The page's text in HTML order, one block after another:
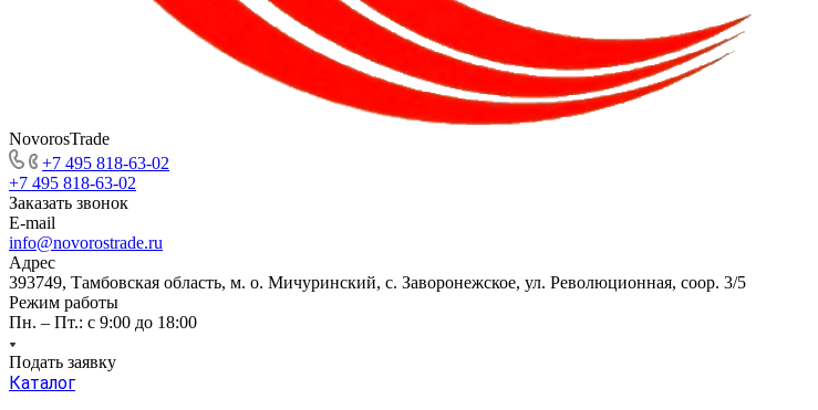
NovorosTrade
+7 495 818-63-02
+7 495 818-63-02
Заказать звонок
E-mail
info@novorostrade.ru
Адрес
393749, Тамбовская область, м. о. Мичуринский, с. Заворонежское, ул. Революционная, соор. 3/5
Режим работы
Пн. – Пт.: с 9:00 до 18:00
Подать заявку
Каталог